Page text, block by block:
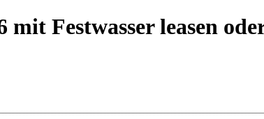
Festwasser leasen